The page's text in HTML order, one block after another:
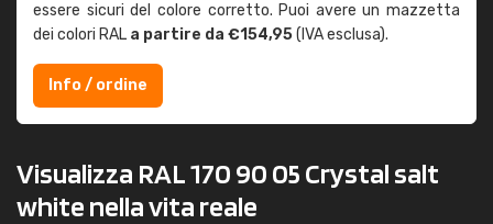
essere sicuri del colore corretto. Puoi avere un mazzetta
dei colori RAL a partire da €154,95(IVA esclusa).
Info / ordine
Visualizza RAL 170 90 05 Crystal salt
white nella vita reale